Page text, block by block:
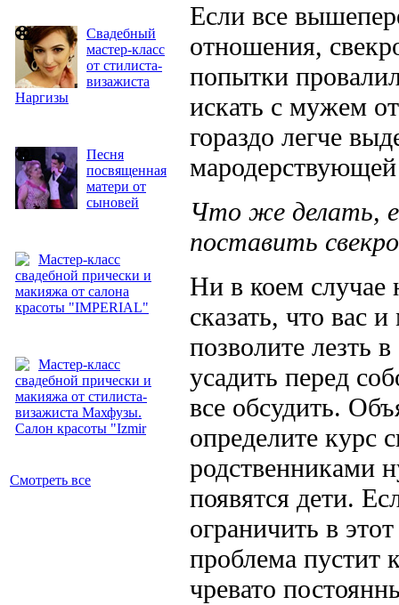
Свадебный
мастер-класс
от стилиста-
визажиста
Наргизы
Песня
посвященная
матери от
сыновей
Мастер-класс
свадебной прически и
макияжа от салона
красоты "IMPERIAL"
Мастер-класс
свадебной прически и
макияжа от стилиста-
визажиста Махфузы.
Салон красоты "Izmir
Смотреть все
Если все
отношения,
попытки
искать с мужем
гораздо легче
Что же делать,
поставить
Ни в коем случае
сказать, что вас
позволите лезть
усадить перед
все обсудить.
определите курс
родственниками
появятся дети.
ограничить в
проблема пустит
чревато